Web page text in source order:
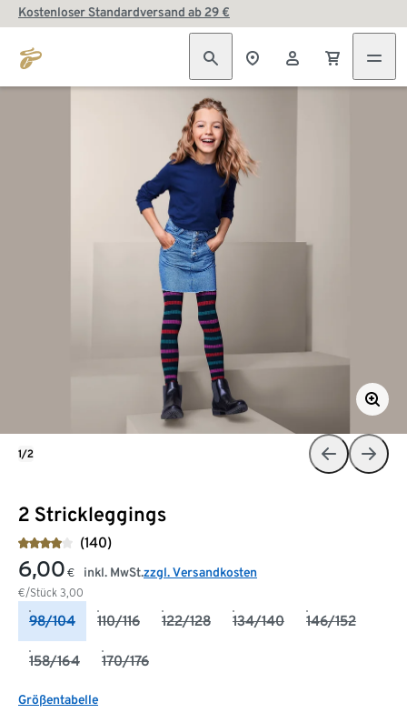
Kostenloser Standardversand ab 29 €
2 Strickleggings
(140)
6,00 €
€/Stück 3,00
inkl. MwSt.zzgl. Versandkosten
98/104 110/116 122/128 134/140 146/152
158/164 170/176
Größentabelle
1/2